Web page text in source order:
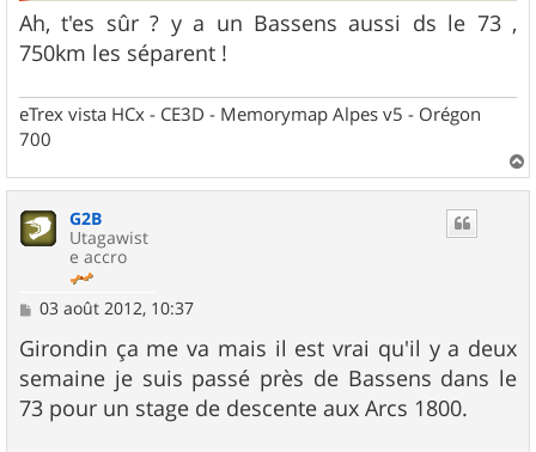
Ah, t'es sûr ? y a un Bassens aussi ds le 73 ,
750km les séparent !
eTrex vista HCx - CE3D - Memorymap Alpes v5 - Orégon
700
a
G2B
Utagawist
e accro
M
s
s
a
g
e
03 août 2012, 10:37
Girondin ça me va mais il est vrai qu'il y a deux
semaine je suis passé près de Bassens dans le
73 pour un stage de descente aux Arcs 1800.